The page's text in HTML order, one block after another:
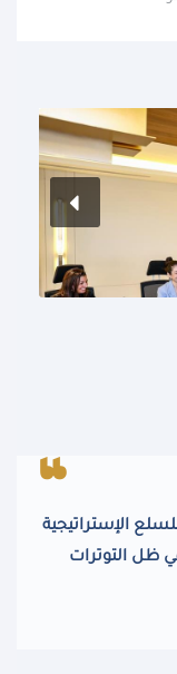
الإستراتيجية
ظل التوترات